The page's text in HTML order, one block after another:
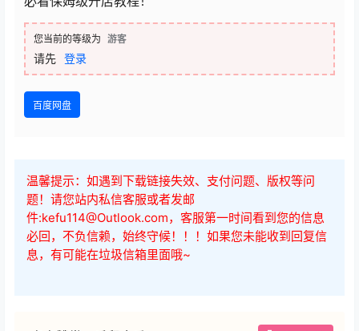
您当前的等级为 游客
请先 登录
百度网盘
温馨提示：如遇到下载链接失效、支付问题、版权等问
题！请您站内私信客服或者发邮
件:kefu114@Outlook.com，客服第一时间看到您的信息
必回，不负信赖，始终守候！！！如果您未能收到回复信
息，有可能在垃圾信箱里面哦~